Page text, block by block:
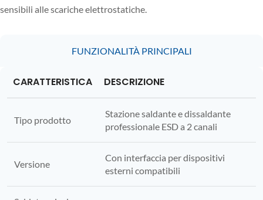
sensibili alle scariche elettrostatiche.
FUNZIONALITÀ PRINCIPALI
CARATTERISTICA DESCRIZIONE
Tipo prodotto
Stazione saldante e dissaldante
professionale ESD a 2 canali
Versione
Con interfaccia per dispositivi
esterni compatibili